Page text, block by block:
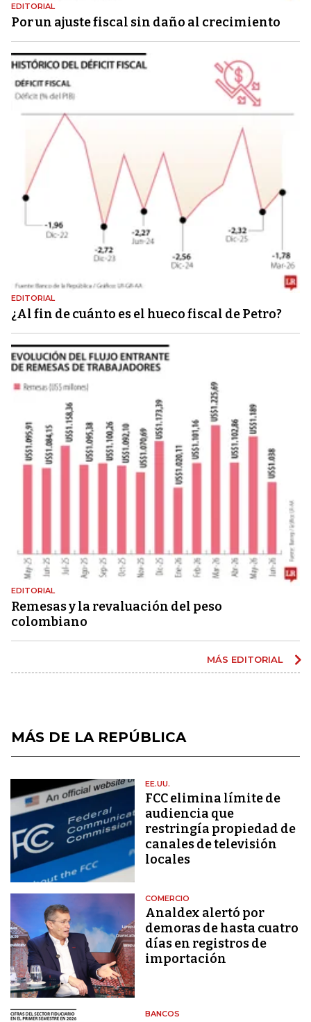
EDITORIAL
Por un ajuste fiscal sin daño al crecimiento
EDITORIAL
¿Al fin de cuánto es el hueco fiscal de Petro?
EDITORIAL
Remesas y la revaluación del peso
colombiano
MÁS EDITORIAL
MÁS DE LA REPÚBLICA
EE.UU.
FCC elimina límite de
audiencia que
restringía propiedad de
canales de televisión
locales
COMERCIO
Analdex alertó por
demoras de hasta cuatro
días en registros de
importación
BANCOS